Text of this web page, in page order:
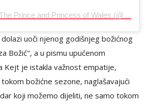
uoči njenog godišnjeg božićnog
Božić", a u pismu upućenom
Kejt je istakla važnost empatije,
božićne sezone, naglašavajući
koji možemo dijeliti, ne samo tokom